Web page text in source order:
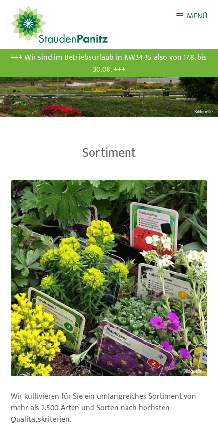
MENÜ
+++ Wir sind im Betriebsurlaub in KW34-35 also von 17.8. bis
30.08. +++
Bildquelle...
Sortiment
Bildquelle...
Wir kultivieren für Sie ein umfangreiches Sortiment von
mehr als 2.500 Arten und Sorten nach höchsten
Qualitätskriterien.